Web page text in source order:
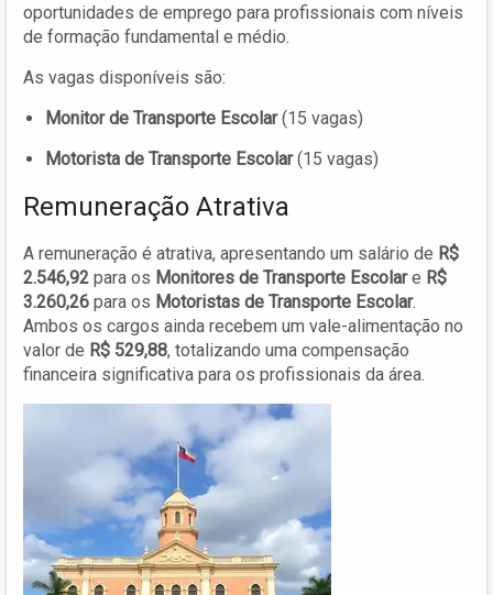
oportunidades de emprego para profissionais com níveis
de formação fundamental e médio.
As vagas disponíveis são:
Monitor de Transporte Escolar(15 vagas)
Motorista de Transporte Escolar(15 vagas)
Remuneração Atrativa
A remuneração é atrativa, apresentando um salário de R$
2.546,92 para os Monitores de Transporte Escolare R$
3.260,26 para os Motoristas de Transporte Escolar.
Ambos os cargos ainda recebem um vale-alimentação no
valor de R$ 529,88, totalizando uma compensação
financeira significativa para os profissionais da área.